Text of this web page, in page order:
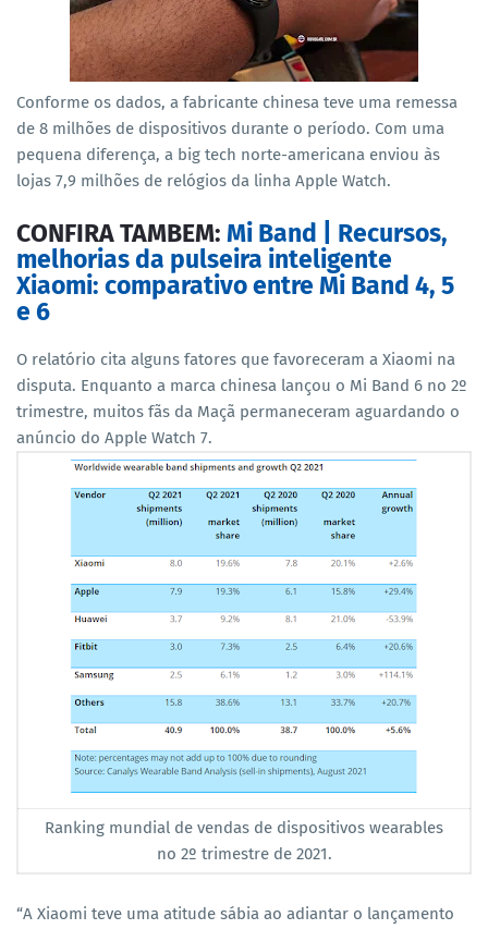
Conforme os dados, a fabricante chinesa teve uma remessa
de 8 milhões de dispositivos durante o período. Com uma
pequena diferença, a big tech norte-americana enviou às
lojas 7,9 milhões de relógios da linha Apple Watch.
CONFIRA TAMBEM: Mi Band | Recursos,
melhorias da pulseira inteligente
Xiaomi: comparativo entre Mi Band 4, 5
e 6
O relatório cita alguns fatores que favoreceram a Xiaomi na
disputa. Enquanto a marca chinesa lançou o Mi Band 6 no 2º
trimestre, muitos fãs da Maçã permaneceram aguardando o
anúncio do Apple Watch 7.
Ranking mundial de vendas de dispositivos wearables
no 2º trimestre de 2021.
“A Xiaomi teve uma atitude sábia ao adiantar o lançamento